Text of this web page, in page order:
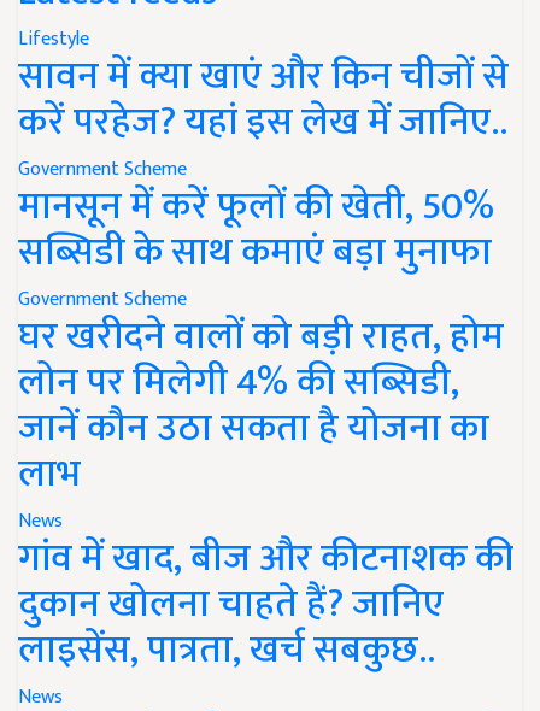
Lifestyle
सावन में क्या खाएं और किन चीजों से
करें परहेज? यहां इस लेख में जानिए..
Government Scheme
मानसून में करें फूलों की खेती, 50%
सब्सिडी के साथ कमाएं बड़ा मुनाफा
Government Scheme
घर खरीदने वालों को बड़ी राहत, होम
लोन पर मिलेगी 4% की सब्सिडी,
जानें कौन उठा सकता है योजना का
लाभ
News
गांव में खाद, बीज और कीटनाशक की
दुकान खोलना चाहते हैं? जानिए
लाइसेंस, पात्रता, खर्च सबकुछ..
News